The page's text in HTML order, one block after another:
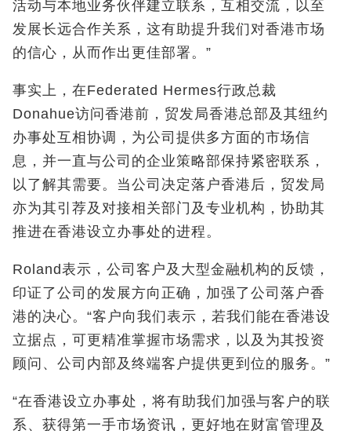
活动与本地业务伙伴建立联系，互相交流，以至
发展长远合作关系，这有助提升我们对香港市场
的信心，从而作出更佳部署。”
事实上，在Federated Hermes行政总裁
Donahue访问香港前，贸发局香港总部及其纽约
办事处互相协调，为公司提供多方面的市场信
息，并一直与公司的企业策略部保持紧密联系，
以了解其需要。当公司决定落户香港后，贸发局
亦为其引荐及对接相关部门及专业机构，协助其
推进在香港设立办事处的进程。
Roland表示，公司客户及大型金融机构的反馈，
印证了公司的发展方向正确，加强了公司落户香
港的决心。“客户向我们表示，若我们能在香港设
立据点，可更精准掌握市场需求，以及为其投资
顾问、公司内部及终端客户提供更到位的服务。”
“在香港设立办事处，将有助我们加强与客户的联
系、获得第一手市场资讯，更好地在财富管理及